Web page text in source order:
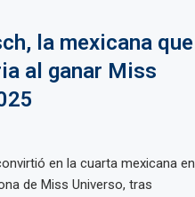
la mexicana que
al ganar Miss
en la cuarta mexicana en
de Miss Universo, tras